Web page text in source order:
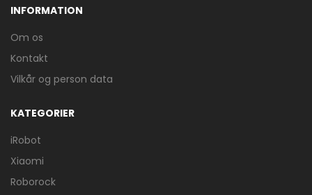
INFORMATION
Om os
Kontakt
Vilkår og person data
KATEGORIER
iRobot
Xiaomi
Roborock